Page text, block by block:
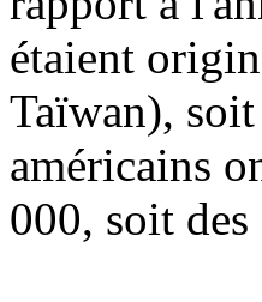
étaient
Taïwan), soit
américains
000, soit